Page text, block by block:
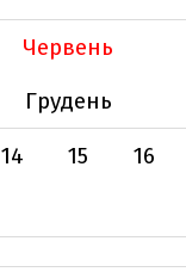
Червень
Грудень
14 15 16